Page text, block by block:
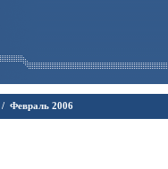
/ Февраль 2006